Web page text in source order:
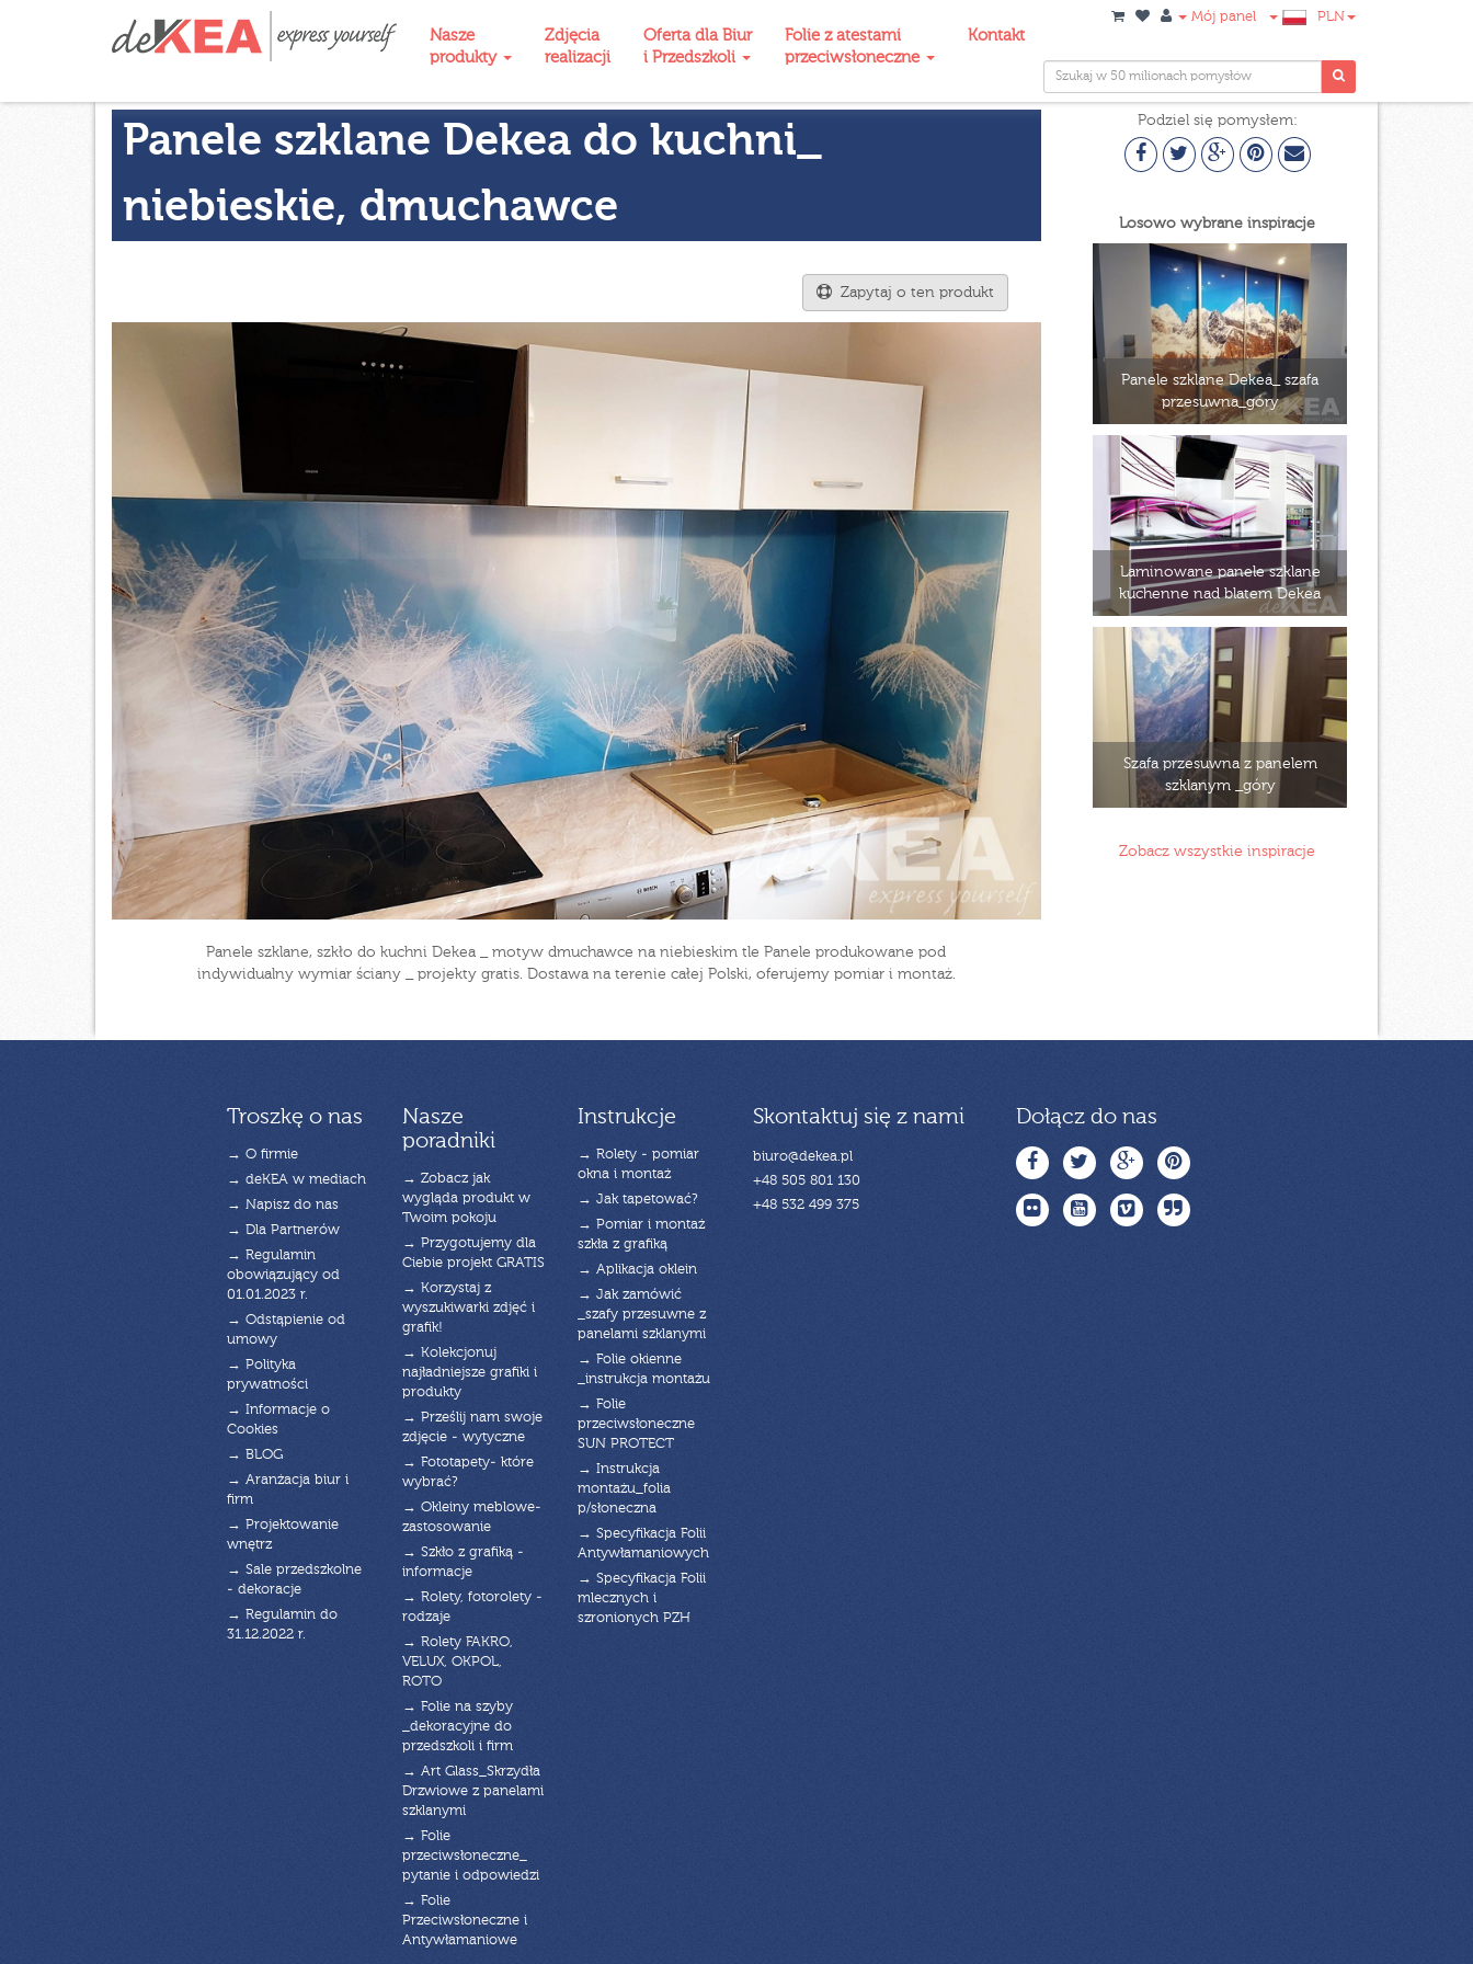
Nasze
produkty
Zdjęcia
realizacji
Oferta dla Biur
i Przedszkoli
Folie z atestami
przeciwsłoneczne
Kontakt
Mój panel PLN
Panele szklane Dekea do kuchni_
niebieskie, dmuchawce
Zapytaj o ten produkt
Panele szklane, szkło do kuchni Dekea _ motyw dmuchawce na niebieskim tle Panele produkowane pod
indywidualny wymiar ściany _ projekty gratis. Dostawa na terenie całej Polski, oferujemy pomiar i montaż.
Podziel się pomysłem:
Losowo wybrane inspiracje
Panele szklane Dekea_ szafa
przesuwna_góry
Laminowane panele szklane
kuchenne nad blatem Dekea
Szafa przesuwna z panelem
szklanym _góry
Zobacz wszystkie inspiracje
Troszkę o nas
→ O firmie
→ deKEA w mediach
→ Napisz do nas
→ Dla Partnerów
→ Regulamin
obowiązujący od
01.01.2023 r.
→ Odstąpienie od
umowy
→ Polityka
prywatności
→ Informacje o
Cookies
→ BLOG
→ Aranżacja biur i
firm
→ Projektowanie
wnętrz
→ Sale przedszkolne
- dekoracje
→ Regulamin do
31.12.2022 r.
Nasze
poradniki
→ Zobacz jak
wygląda produkt w
Twoim pokoju
→ Przygotujemy dla
Ciebie projekt GRATIS
→ Korzystaj z
wyszukiwarki zdjęć i
grafik!
→ Kolekcjonuj
najładniejsze grafiki i
produkty
→ Prześlij nam swoje
zdjęcie - wytyczne
→ Fototapety- które
wybrać?
→ Okleiny meblowe-
zastosowanie
→ Szkło z grafiką -
informacje
→ Rolety, fotorolety -
rodzaje
→ Rolety FAKRO,
VELUX, OKPOL,
ROTO
→ Folie na szyby
_dekoracyjne do
przedszkoli i firm
→ Art Glass_Skrzydła
Drzwiowe z panelami
szklanymi
→ Folie
przeciwsłoneczne_
pytanie i odpowiedzi
→ Folie
Przeciwsłoneczne i
Antywłamaniowe
Instrukcje
→ Rolety - pomiar
okna i montaż
→ Jak tapetować?
→ Pomiar i montaż
szkła z grafiką
→ Aplikacja oklein
→ Jak zamówić
_szafy przesuwne z
panelami szklanymi
→ Folie okienne
_instrukcja montażu
→ Folie
przeciwsłoneczne
SUN PROTECT
→ Instrukcja
montażu_folia
p/słoneczna
→ Specyfikacja Folii
Antywłamaniowych
→ Specyfikacja Folii
mlecznych i
szronionych PZH
Skontaktuj się z nami
biuro@dekea.pl
+48 505 801 130
+48 532 499 375
Dołącz do nas